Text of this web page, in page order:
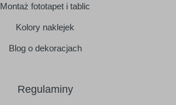
Montaż fototapet i tablic
Kolory naklejek
Blog o dekoracjach
Regulaminy